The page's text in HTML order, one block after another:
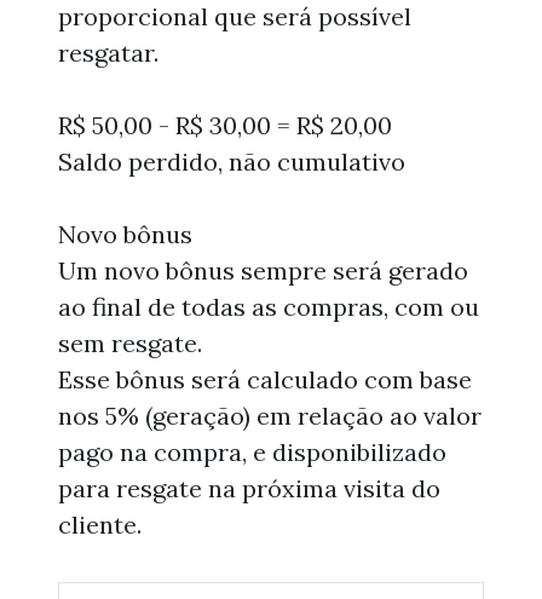
proporcional que será possível
resgatar.
R$ 50,00 - R$ 30,00 = R$ 20,00
Saldo perdido, não cumulativo
Novo bônus
Um novo bônus sempre será gerado
ao final de todas as compras, com ou
sem resgate.
Esse bônus será calculado com base
nos 5% (geração) em relação ao valor
pago na compra, e disponibilizado
para resgate na próxima visita do
cliente.